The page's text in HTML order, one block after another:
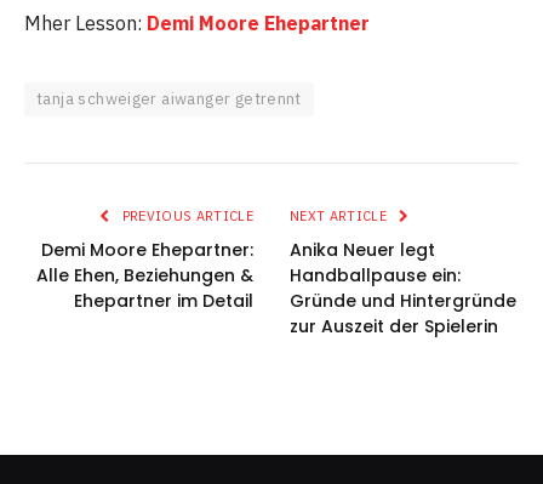
Mher Lesson: Demi Moore Ehepartner
tanja schweiger aiwanger getrennt
PREVIOUS ARTICLE
Demi Moore Ehepartner:
Alle Ehen, Beziehungen &
Ehepartner im Detail
NEXT ARTICLE
Anika Neuer legt
Handballpause ein:
Gründe und Hintergründe
zur Auszeit der Spielerin